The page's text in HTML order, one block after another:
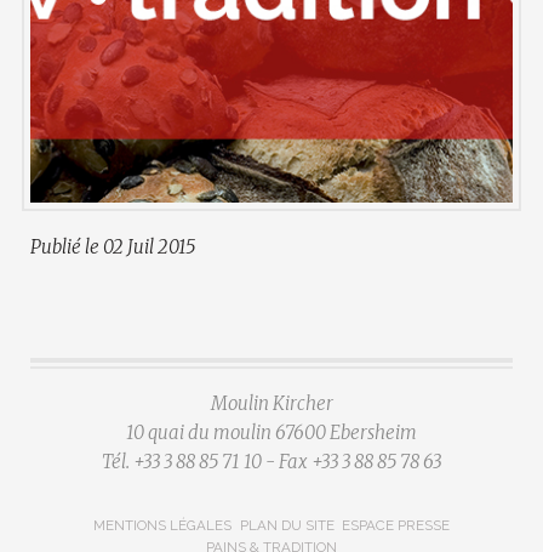
Publié le 02 Juil 2015
Moulin Kircher
10 quai du moulin 67600 Ebersheim
Tél. +33 3 88 85 71 10 - Fax +33 3 88 85 78 63
MENTIONS LÉGALES PLAN DU SITE ESPACE PRESSE
PAINS & TRADITION